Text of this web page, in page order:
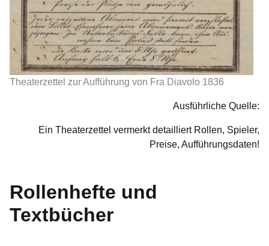
Theaterzettel zur Aufführung von Fra Diavolo 1836
Ausführliche Quelle:
Ein Theaterzettel vermerkt detailliert Rollen, Spieler,
Preise, Aufführungsdaten!
Rollenhefte und
Textbücher